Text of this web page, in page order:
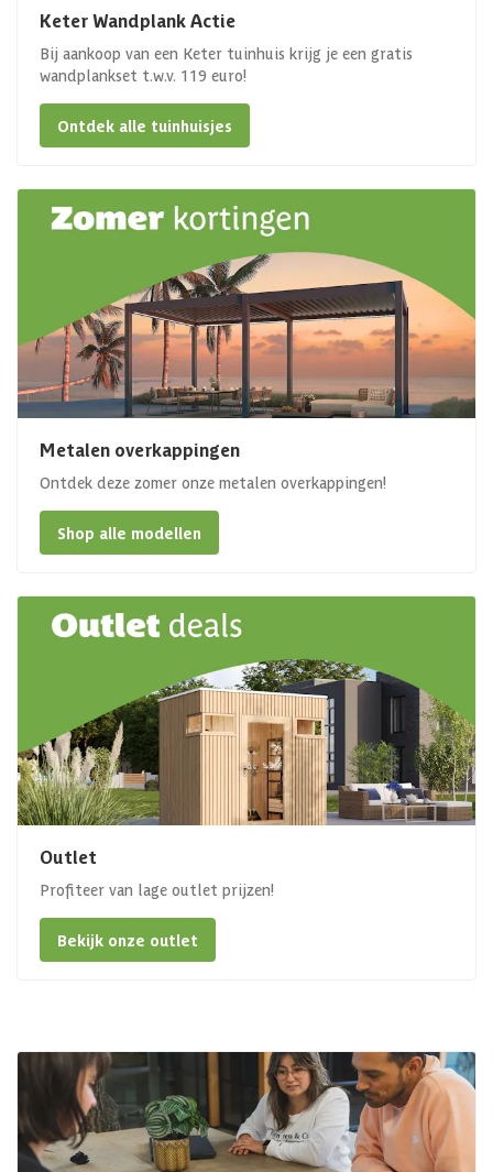
Keter Wandplank Actie
Bij aankoop van een Keter tuinhuis krijg je een gratis
wandplankset t.w.v. 119 euro!
Ontdek alle tuinhuisjes
Metalen overkappingen
Ontdek deze zomer onze metalen overkappingen!
Shop alle modellen
Outlet
Profiteer van lage outlet prijzen!
Bekijk onze outlet